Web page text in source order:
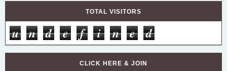
TOTAL VISITORS
u n d e f i n e d
CLICK HERE & JOIN